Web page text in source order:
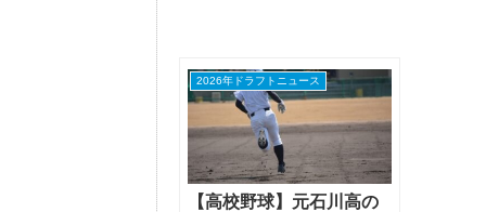
2026年ドラフトニュース
【高校野球】元石川高の